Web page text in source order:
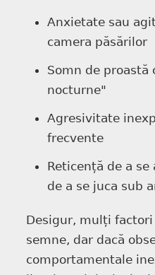
Anxietate sau
camera păsărilor
Somn de proastă
nocturne"
Agresivitate
frecvente
Reticență de a se
de a se juca sub
Desigur, mulți
semne, dar dacă
comportamentale